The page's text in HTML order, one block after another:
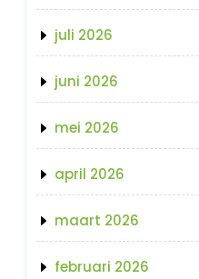
juli 2026
juni 2026
mei 2026
april 2026
maart 2026
februari 2026